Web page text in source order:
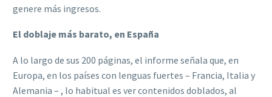
genere más ingresos.
El doblaje más barato, en España
A lo largo de sus 200 páginas, el informe señala que, en
Europa, en los países con lenguas fuertes – Francia, Italia y
Alemania – , lo habitual es ver contenidos doblados, al